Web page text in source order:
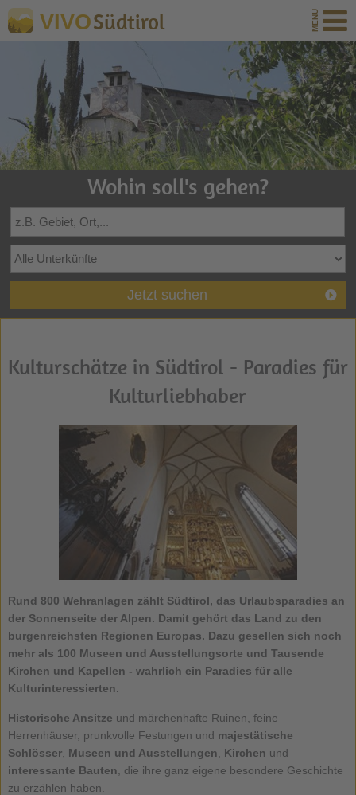
VIVOSüdtirol
Wohin soll's gehen?
Jetzt suchen
Kulturschätze in Südtirol - Paradies für
Kulturliebhaber
Rund 800 Wehranlagen zählt Südtirol, das Urlaubsparadies an
der Sonnenseite der Alpen. Damit gehört das Land zu den
burgenreichsten Regionen Europas. Dazu gesellen sich noch
mehr als 100 Museen und Ausstellungsorte und Tausende
Kirchen und Kapellen - wahrlich ein Paradies für alle
Kulturinteressierten.
Historische Ansitze und märchenhafte Ruinen, feine
Herrenhäuser, prunkvolle Festungen und majestätische
Schlösser, Museen und Ausstellungen Kirchen und
interessante Bauten , die ihre ganz eigene besondere Geschichte
zu erzählen haben.